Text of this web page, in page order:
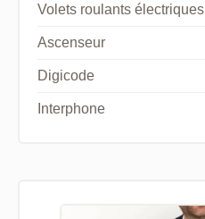
Volets roulants électriques
Ascenseur
Digicode
Interphone